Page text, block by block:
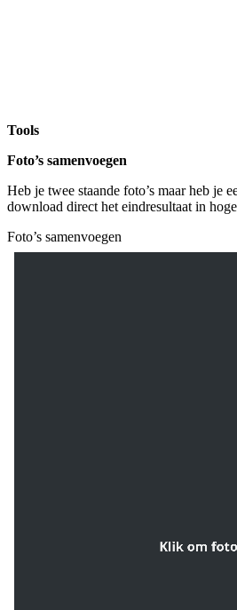
Tools
Foto’s samenvoegen
Heb je twee staande foto’s maar heb je
download direct het eindresultaat in
Foto’s samenvoegen